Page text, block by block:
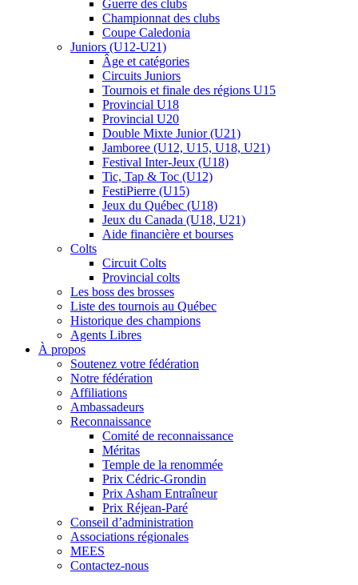
Guerre des clubs
Championnat des clubs
Coupe Caledonia
Juniors (U12-U21)
Âge et catégories
Circuits Juniors
Tournois et finale des régions U15
Provincial U18
Provincial U20
Double Mixte Junior (U21)
Jamboree (U12, U15, U18, U21)
Festival Inter-Jeux (U18)
Tic, Tap & Toc (U12)
FestiPierre (U15)
Jeux du Québec (U18)
Jeux du Canada (U18, U21)
Aide financière et bourses
Colts
Circuit Colts
Provincial colts
Les boss des brosses
Liste des tournois au Québec
Historique des champions
Agents Libres
À propos
Soutenez votre fédération
Notre fédération
Affiliations
Ambassadeurs
Reconnaissance
Comité de reconnaissance
Méritas
Temple de la renommée
Prix Cédric-Grondin
Prix Asham Entraîneur
Prix Réjean-Paré
Conseil d’administration
Associations régionales
MEES
Contactez-nous